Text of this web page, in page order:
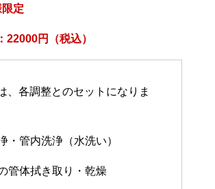
定
22000円（税込）
、各調整とのセットになりま
・管内洗浄（水洗い）
管体拭き取り・乾燥